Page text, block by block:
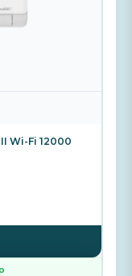
Wi-Fi 12000